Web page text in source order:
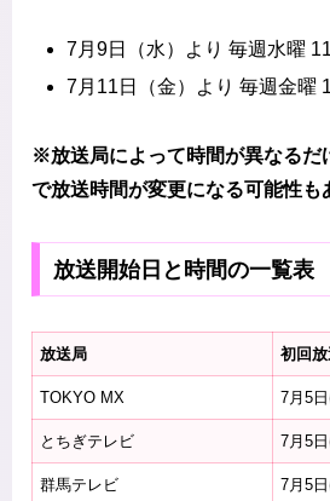
7月9日（水）より 毎週水曜
7月11日（金）より 毎週金曜
※放送局によって時間が異なるだ
で放送時間が変更になる可能性も
放送開始日と時間の一覧表
放送局 初回放
TOKYO MX 7月5
とちぎテレビ 7月5
群馬テレビ 7月5